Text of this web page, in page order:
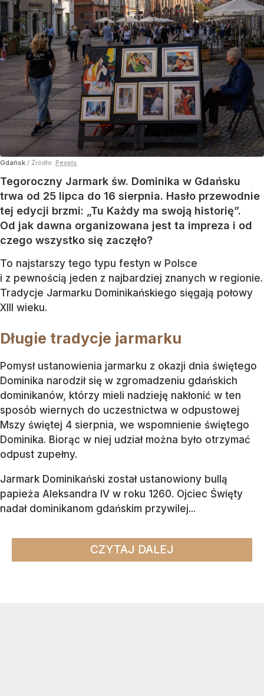
Gdańsk / Źródło: Pexels
Tegoroczny Jarmark św. Dominika w Gdańsku
trwa od 25 lipca do 16 sierpnia. Hasło przewodnie
tej edycji brzmi: „Tu Każdy ma swoją historię”.
Od jak dawna organizowana jest ta impreza i od
czego wszystko się zaczęło?
To najstarszy tego typu festyn w Polsce
i z pewnością jeden z najbardziej znanych w regionie.
Tradycje Jarmarku Dominikańskiego sięgają połowy
XIII wieku.
Długie tradycje jarmarku
Pomysł ustanowienia jarmarku z okazji dnia świętego
Dominika narodził się w zgromadzeniu gdańskich
dominikanów, którzy mieli nadzieję nakłonić w ten
sposób wiernych do uczestnictwa w odpustowej
Mszy świętej 4 sierpnia, we wspomnienie świętego
Dominika. Biorąc w niej udział można było otrzymać
odpust zupełny.
Jarmark Dominikański został ustanowiony bullą
papieża Aleksandra IV w roku 1260. Ojciec Święty
nadał dominikanom gdańskim przywilej...
CZYTAJ DALEJ